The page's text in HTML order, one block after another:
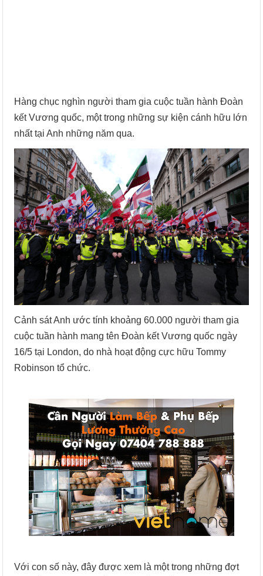
Hàng chục nghìn người tham gia cuộc tuần hành Đoàn
kết Vương quốc, một trong những sự kiện cánh hữu lớn
nhất tại Anh những năm qua.
Cảnh sát Anh ước tính khoảng 60.000 người tham gia
cuộc tuần hành mang tên Đoàn kết Vương quốc ngày
16/5 tại London, do nhà hoạt động cực hữu Tommy
Robinson tổ chức.
Với con số này, đây được xem là một trong những đợt